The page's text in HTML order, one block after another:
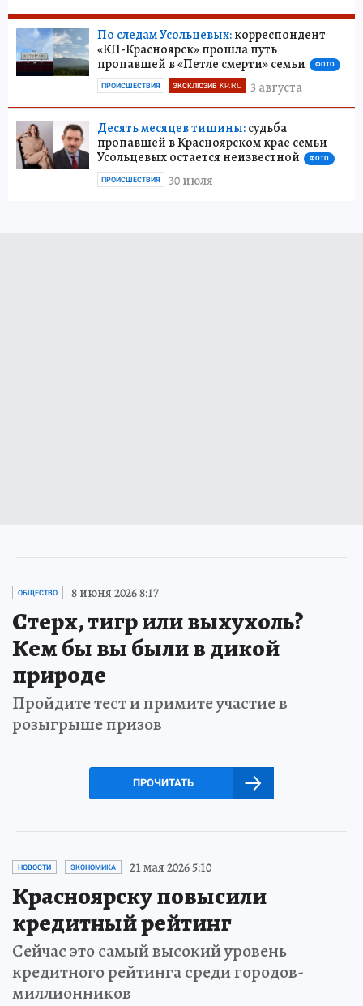
По следам Усольцевых:корреспондент
«КП-Красноярск» прошла путь
пропавшей в «Петле смерти» семьи
ФОТО
3 августа
ПРОИСШЕСТВИЯ ЭКСКЛЮЗИВ KP.RU
Десять месяцев тишины:судьба
пропавшей в Красноярском крае семьи
Усольцевых остается неизвестной
ФОТО
30 июля
ПРОИСШЕСТВИЯ
ОБЩЕСТВО 8 июня 2026 8:17
Стерх, тигр или выхухоль?
Кем бы вы были в дикой
природе
Пройдите тест и примите участие в
розыгрыше призов
ПРОЧИТАТЬ
НОВОСТИ ЭКОНОМИКА 21 мая 2026 5:10
Красноярску повысили
кредитный рейтинг
Сейчас это самый высокий уровень
кредитного рейтинга среди городов-
миллионников